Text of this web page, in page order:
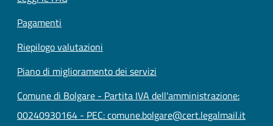
Pagamenti
Riepilogo valutazioni
Piano di miglioramento dei servizi
Comune di Bolgare - Partita IVA dell'amministrazione:
00240930164 - PEC: comune.bolgare@cert.legalmail.it